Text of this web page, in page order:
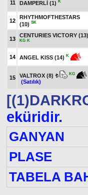
11 DAMPERLİ (1) K
12
RHYTHMOFTHESTARS
(10) SK
13
CENTURIES VICTORY (13)
KG K
14 ANGEL KISS (14) K
15 VALTROX (8) t KG
(Satılık)
eküridir.
GANYAN
PLASE
TABELA